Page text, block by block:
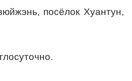
посёлок Хуантун,